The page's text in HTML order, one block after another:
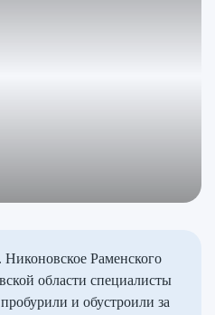
Раменского
области специалисты
и обустроили за